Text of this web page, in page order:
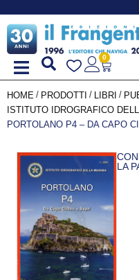
0
HOME / PRODOTTI / LIBRI /
ISTITUTO IDROGRAFICO
PORTOLANO P4 – DA CAPO
LA